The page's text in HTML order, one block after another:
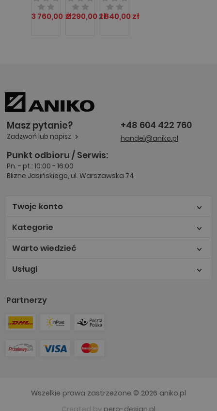
7000
OHAUS
3 760,00 zł
5000
OHAUS
2 290,00 zł
3000
OHAUS
1 840,00 zł
Masz pytanie?
Zadzwoń lub napisz
+48 604 422 760
handel@aniko.pl
Punkt odbioru / Serwis:
Pn. - pt.: 10:00 - 16:00
Blizne Jasińskiego, ul. Warszawska 74
Twoje konto
Kategorie
Warto wiedzieć
Usługi
Partnerzy
Wszelkie prawa zastrzeżone © 2026 aniko.pl
Created by pero-design.pl